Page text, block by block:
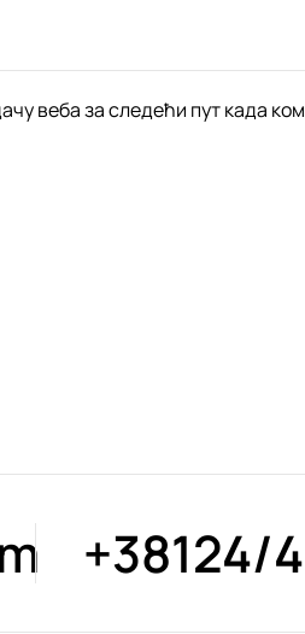
веба за следећи пут када
+38124/